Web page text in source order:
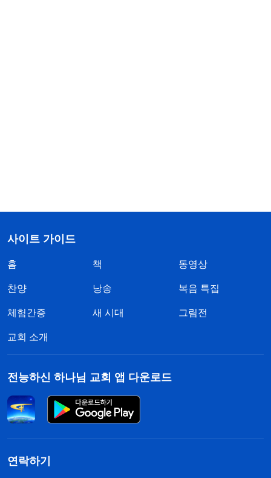
사이트 가이드
홈 책 동영상
찬양 낭송 복음 특집
체험간증 새 시대 그림전
교회 소개
전능하신 하나님 교회 앱 다운로드
연락하기